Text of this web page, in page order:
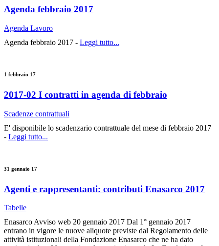
Agenda febbraio 2017
Agenda Lavoro
Agenda febbraio 2017 - Leggi tutto...
1 febbraio 17
2017-02 I contratti in agenda di febbraio
Scadenze contrattuali
E' disponibile lo scadenzario contrattuale del mese di febbraio 2017
- Leggi tutto...
31 gennaio 17
Agenti e rappresentanti: contributi Enasarco 2017
Tabelle
Enasarco Avviso web 20 gennaio 2017 Dal 1° gennaio 2017
entrano in vigore le nuove aliquote previste dal Regolamento delle
attività istituzionali della Fondazione Enasarco che ne ha dato